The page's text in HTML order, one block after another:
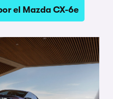
el Mazda CX-6e